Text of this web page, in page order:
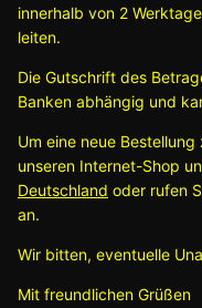
innerhalb von 2
leiten.
Die Gutschrift des
Banken abhängig und
Um eine neue
unseren Internet-Shop
Deutschland oder rufen
an.
Wir bitten, eventuelle
Mit freundlichen Grüßen